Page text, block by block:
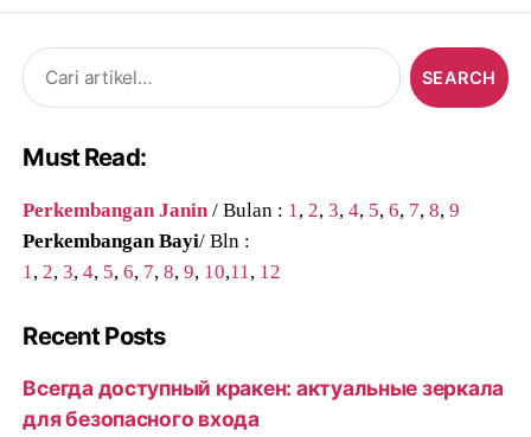
Search
for:
Must Read:
Perkembangan Janin / Bulan : 1 , 2,3,4, 5,6, 7,8,9
Perkembangan Bayi/ Bln :
1 , 2,3,4, 5,6, 7,8,9, 10,11 , 12
Recent Posts
Всегда доступный кракен: актуальные зеркала
для безопасного входа